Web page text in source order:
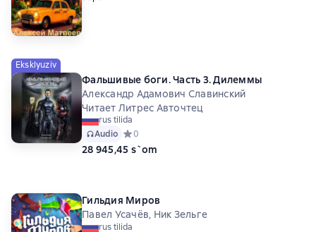
Eksklyuziv
Фальшивые боги. Часть 3. Дилеммы
Александр Адамович Славинский
Читает Литрес Авточтец
rus tilida
Audio Средний рейтинг 0 на основе 0 оценок
0
28 945,45 s`om
Гильдия Миров
Павел Усачёв, Ник Зельге
rus tilida